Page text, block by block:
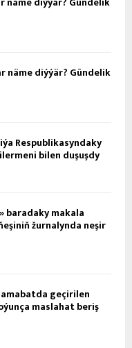
näme diýýär? Gündelik
Respublikasyndaky
bilen duşuşdy
baradaky makala
žurnalynda neşir
geçirilen
maslahat beriş